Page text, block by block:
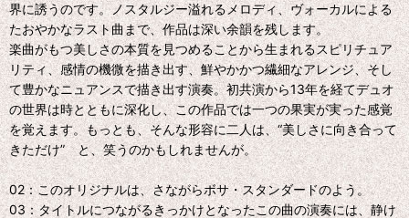
界に誘うのです。ノスタルジー溢れるメロディ、ヴォーカルによる
たおやかなラスト曲まで、作品は深い余韻を残します。
楽曲がもつ美しさの本質を見つめることから生まれるスピリチュア
リティ、感情の機微を描き出す、鮮やかかつ繊細なアレンジ、そし
て豊かなニュアンスで描き出す演奏。初共演から13年を経てデュオ
の世界は時とともに深化し、この作品では一つの果実が実った感覚
を覚えます。もっとも、そんな形容に二人は、“美しさに向き合って
きただけ” と、笑うのかもしれませんが。
02：このオリジナルは、さながらボサ・スタンダードのよう。
03：タイトルにつながるきっかけとなったこの曲の演奏には、静け